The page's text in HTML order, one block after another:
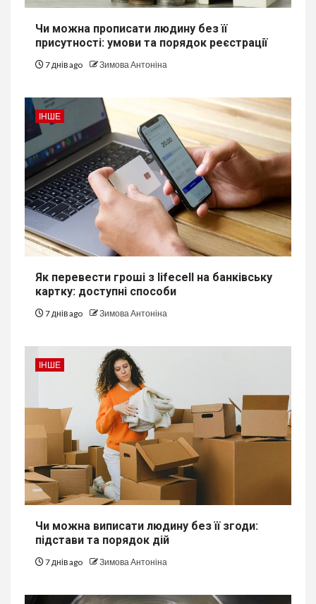
Чи можна прописати людину без її
присутності: умови та порядок реєстрації
7 днів ago Зимова Антоніна
ІНШЕ
Як перевести гроші з lifecell на банківську
картку: доступні способи
7 днів ago Зимова Антоніна
ІНШЕ
Чи можна виписати людину без її згоди:
підстави та порядок дій
7 днів ago Зимова Антоніна